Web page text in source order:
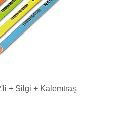
+ Silgi + Kalemtraş